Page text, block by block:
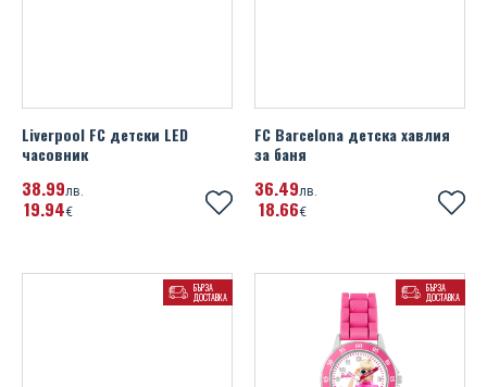
Liverpool FC детски LED
часовник
38 99лв.
19 94€
FC Barcelona детска хавлия
за баня
36 49лв.
18 66€
БЪРЗА
ДОСТАВКА
БЪРЗА
ДОСТАВКА